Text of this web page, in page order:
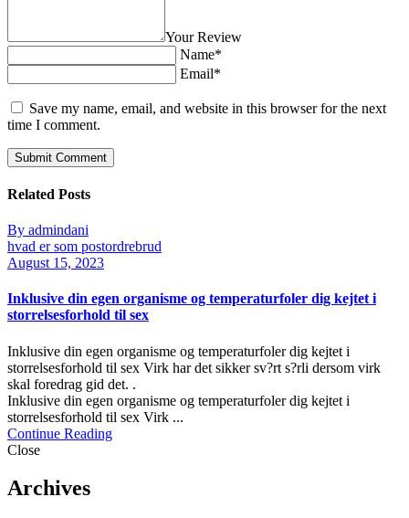
Your Review
Name*
Email*
Save my name, email, and website in this browser for the next
time I comment.
Related Posts
By admindani
hvad er som postordrebrud
August 15, 2023
Inklusive din egen organisme og temperaturfoler dig kejtet i
storrelsesforhold til sex
Inklusive din egen organisme og temperaturfoler dig kejtet i
storrelsesforhold til sex Virk har det sikker sv?rt s?rli dersom virk
skal foredrag gid det. .
Inklusive din egen organisme og temperaturfoler dig kejtet i
storrelsesforhold til sex Virk ...
Continue Reading
Close
Archives